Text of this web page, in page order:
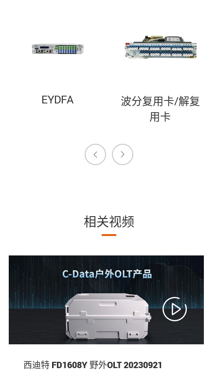
EYDFA
波分复用卡/解复
用卡
 
相关视频

西迪特 FD1608Y 野外OLT 20230921